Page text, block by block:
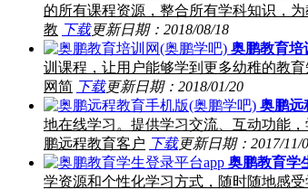
的所有课程资源，整合所有学科知识，
教 下载更新日期：2018/08/18
奥鹏教育培
训课程，让用户能够学到更多幼稚的教
网简 下载更新日期：2018/01/20
奥鹏远
地在线学习。提供学习交流、互动功能
鹏远程教育客户 下载更新日期：2017/11/
奥鹏教育学
学资源和个性化学习方式，随时随地感